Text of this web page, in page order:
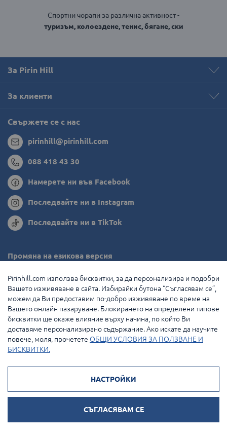
Спортни чорапи за различна активност -
туризъм, колоездене, тенис, бягане, ски
За Pirin Hill
За клиенти
Свържете се с нас
pirinhill@pirinhill.com
088 418 43 30
Намерете ни във Facebook
Последвайте ни в Instagram
Последвайте ни в TikTok
Промяна на езикова версия
Румъния
Гърция
Нидерландия
Франция
Начини на плащане:
Онлайн магазин отStenik
Pirinhill.com използва бисквитки, за да персонализира и подобри
Вашето изживяване в сайта. Избирайки бутона “Съгласявам се”,
можем да Ви предоставим по-добро изживяване по време на
Вашето онлайн пазаруване. Блокирането на определени типове
бисквитки ще окаже влияние върху начина, по който Ви
доставяме персонализирано съдържание. Ако искате да научите
повече, моля, прочетете ОБЩИ УСЛОВИЯ ЗА ПОЛЗВАНЕ И
БИСКВИТКИ.
СЪГЛАСЯВАМ СЕ
НАСТРОЙКИ